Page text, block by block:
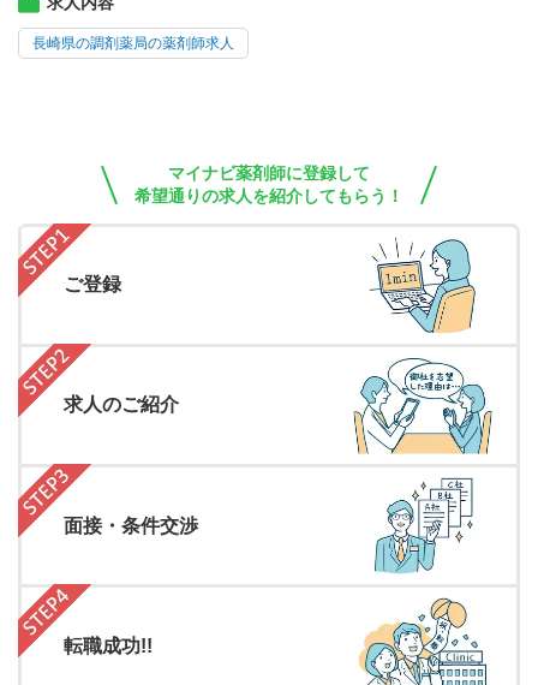
長崎県の調剤薬局の薬剤師求人
マイナビ薬剤師に登録して
希望通りの求人を紹介してもらう！
ご登録
求人のご紹介
面接・条件交渉
転職成功!!